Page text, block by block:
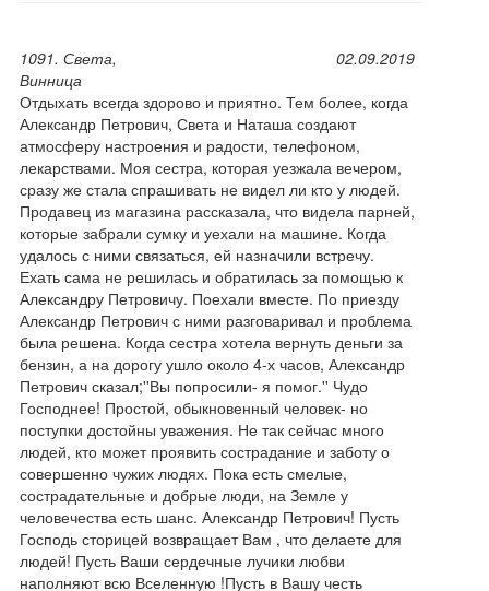
1091. Света,
Винница
02.09.2019
Отдыхать всегда здорово и приятно. Тем более, когда
Александр Петрович, Света и Наташа создают
атмосферу настроения и радости, телефоном,
лекарствами. Моя сестра, которая уезжала вечером,
сразу же стала спрашивать не видел ли кто у людей.
Продавец из магазина рассказала, что видела парней,
которые забрали сумку и уехали на машине. Когда
удалось с ними связаться, ей назначили встречу.
Ехать сама не решилась и обратилась за помощью к
Александру Петровичу. Поехали вместе. По приезду
Александр Петрович с ними разговаривал и проблема
была решена. Когда сестра хотела вернуть деньги за
бензин, а на дорогу ушло около 4-х часов, Александр
Петрович сказал;''Вы попросили- я помог.'' Чудо
Господнее! Простой, обыкновенный человек- но
поступки достойны уважения. Не так сейчас много
людей, кто может проявить сострадание и заботу о
совершенно чужих людях. Пока есть смелые,
сострадательные и добрые люди, на Земле у
человечества есть шанс. Александр Петрович! Пусть
Господь сторицей возвращает Вам , что делаете для
людей! Пусть Ваши сердечные лучики любви
наполняют всю Вселенную !Пусть в Вашу честь